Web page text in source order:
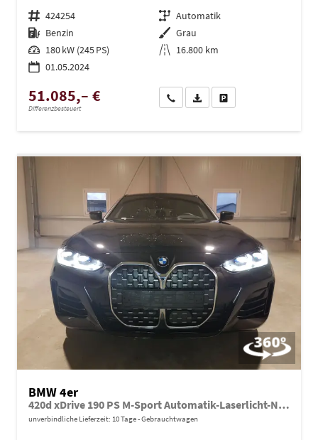
Fahrzeugnr. 424254 Getriebe Automatik
Kraftstoff Benzin Außenfarbe Grau
Leistung 180 kW (245 PS) Kilometerstand 16.800 km
01.05.2024
51.085,– €
Differenzbesteuert
Wir rufen Sie anPDF-Datei, Fahrzeugexposé
BMW 4er
420d xDrive 190 PS M-Sport Automatik-Laserlicht-Navi-Schiebedach-Leder-H&K-HeadUp-Sofort
unverbindliche Lieferzeit: 10 Tage Gebrauchtwagen